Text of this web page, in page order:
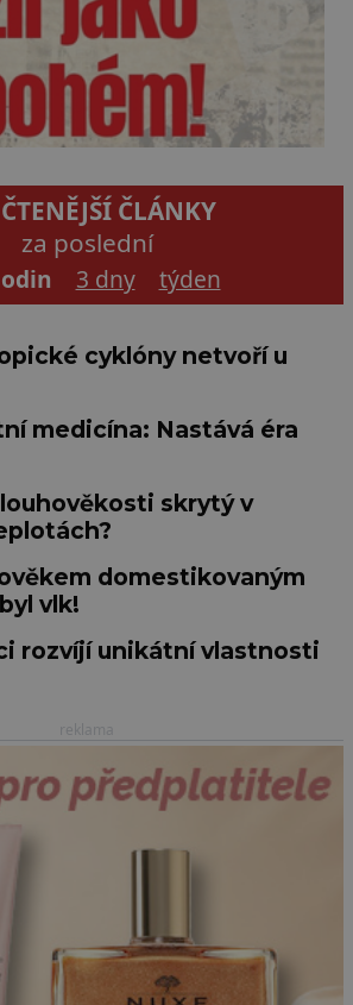
ČLÁNKY
za poslední
3 dny týden
cyklóny netvoří u
medicína: Nastává éra
skrytý v
domestikovaným
vlk!
rozvíjí unikátní vlastnosti